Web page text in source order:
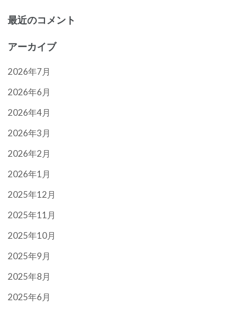
最近のコメント
アーカイブ
2026年7月
2026年6月
2026年4月
2026年3月
2026年2月
2026年1月
2025年12月
2025年11月
2025年10月
2025年9月
2025年8月
2025年6月